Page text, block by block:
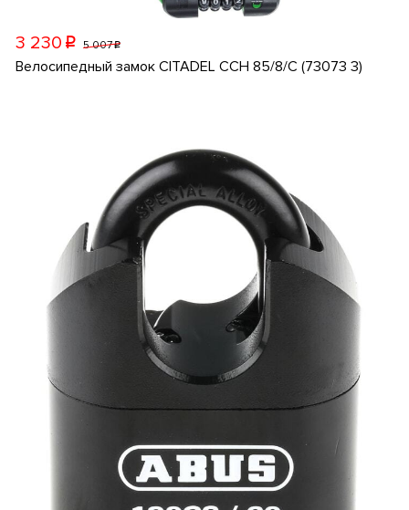
3 230 p 5 007p
Велосипедный замок CITADEL CCH 85/8/C (73073 3)